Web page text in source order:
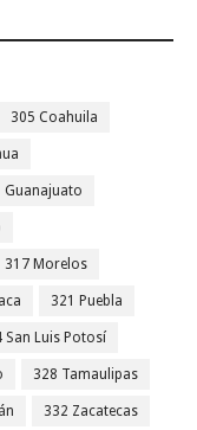
305 Coahuila
Guanajuato
317 Morelos
321 Puebla
San Luis Potosí
328 Tamaulipas
332 Zacatecas